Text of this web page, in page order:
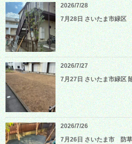
2026/7/28
7月28日 さいたま市緑区
2026/7/27
7月27日 さいたま市緑区
2026/7/26
7月26日 さいたま市 防